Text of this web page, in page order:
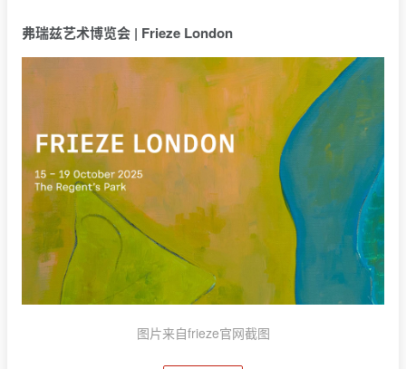
弗瑞兹艺术博览会 | Frieze London
图片来自frieze官网截图